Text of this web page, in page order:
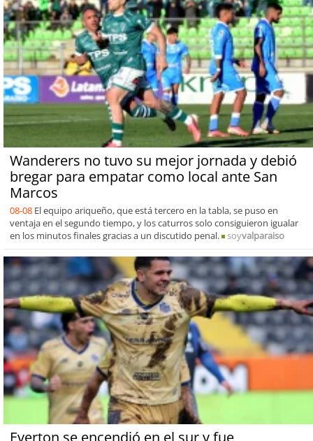
Wanderers no tuvo su mejor jornada y debió
bregar para empatar como local ante San
Marcos
08-08 El equipo ariqueño, que está tercero en la tabla, se puso en
ventaja en el segundo tiempo, y los caturros solo consiguieron igualar
en los minutos finales gracias a un discutido penal.
soyvalparaiso